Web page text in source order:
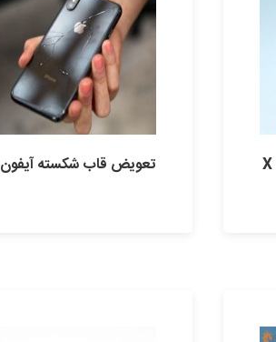
تعویض قاب شکسته آیفون X